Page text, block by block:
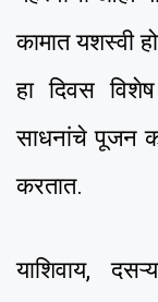
कामात यशस्वी
हा दिवस
साधनांचे पूजन
करतात.
याशिवाय,